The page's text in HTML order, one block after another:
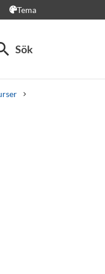
Tema
Sök